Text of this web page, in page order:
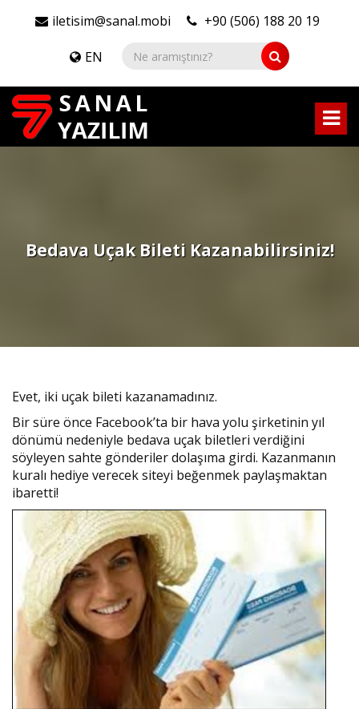
iletisim@sanal.mobi +90 (506) 188 20 19
EN
Bedava Uçak Bileti Kazanabilirsiniz!
Evet, iki uçak bileti kazanamadınız.
Bir süre önce Facebook’ta bir hava yolu şirketinin yıl
dönümü nedeniyle bedava uçak biletleri verdiğini
söyleyen sahte gönderiler dolaşıma girdi. Kazanmanın
kuralı hediye verecek siteyi beğenmek paylaşmaktan
ibaretti!